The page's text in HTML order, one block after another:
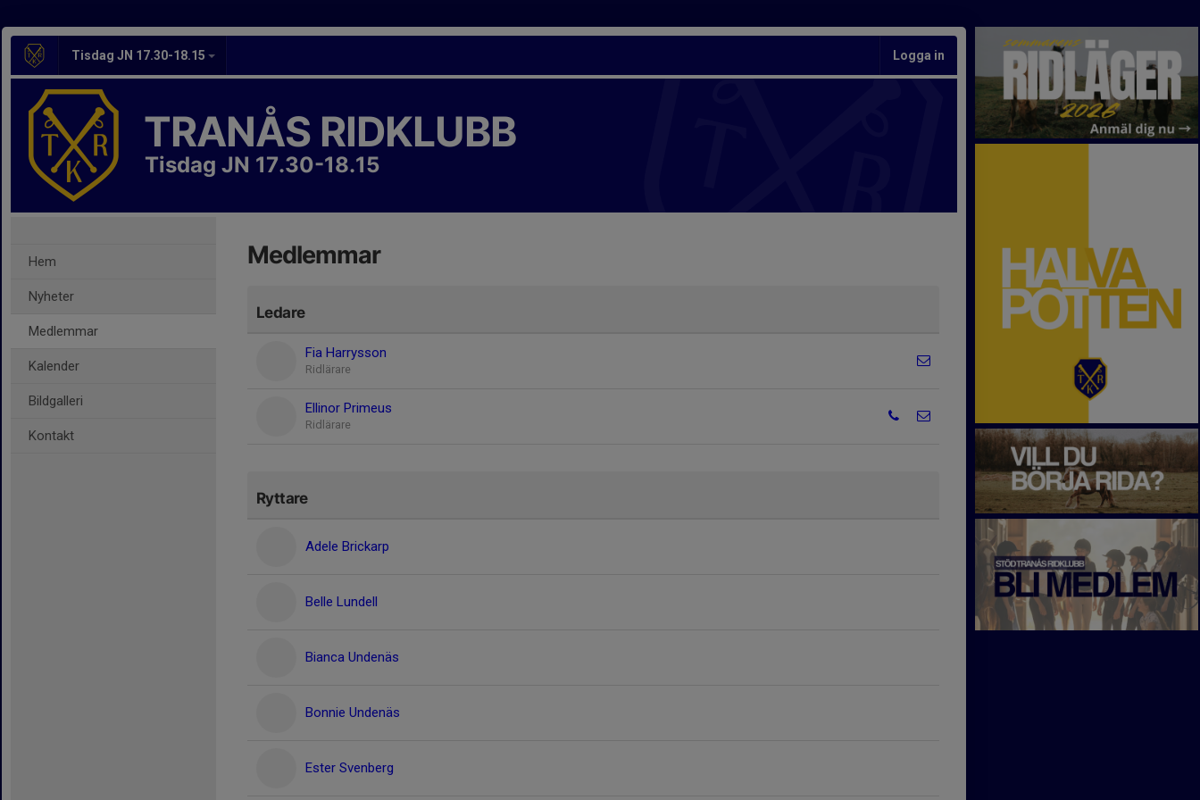
Tisdag JN 17.30-18.15 Logga in
TRANÅS RIDKLUBB
Tisdag JN 17.30-18.15
Hem
Nyheter
Medlemmar
Kalender
Bildgalleri
Kontakt
Medlemmar
Ledare
Fia Harrysson
Ridlärare
Ellinor Primeus
Ridlärare
Ryttare
Adele Brickarp
Belle Lundell
Bianca Undenäs
Bonnie Undenäs
Ester Svenberg